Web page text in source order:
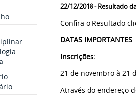
22/12/2018 - Resultado
Confira o Resultado
DATAS IMPORTANTES
Inscrições:
21 de novembro à 21
Através do endereço